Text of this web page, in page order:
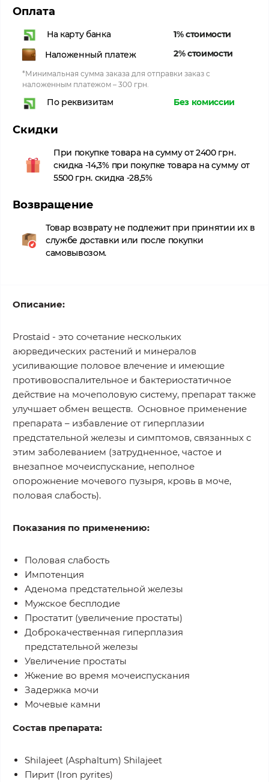
Оплата
На карту банка
1% стоимости
Наложенный платеж
2% стоимости
*Минимальная сумма заказа для отправки заказ с
наложенным платежом – 300 грн.
По реквизитам Без комиссии
Скидки
При покупке товара на сумму от 2400 грн.
скидка -14,3% при покупке товара на сумму от
5500 грн. скидка -28,5%
Возвращение
Товар возврату не подлежит при принятии их в
службе доставки или после покупки
самовывозом.
Описание:
Prostaid - это сочетание нескольких
аюрведических растений и минералов
усиливающие половое влечение и имеющие
противовоспалительное и бактериостатичное
действие на мочеполовую систему, препарат также
улучшает обмен веществ. Основное применение
препарата – избавление от гиперплазии
предстательной железы и симптомов, связанных с
этим заболеванием (затрудненное, частое и
внезапное мочеиспускание, неполное
опорожнение мочевого пузыря, кровь в моче,
половая слабость).
Показания по применению:
Половая слабость
Импотенция
Аденома предстательной железы
Мужское бесплодие
Простатит (увеличение простаты)
Доброкачественная гиперплазия
предстательной железы
Увеличение простаты
Жжение во время мочеиспускания
Задержка мочи
Мочевые камни
Состав препарата:
Shilajeet (Asphaltum) Shilajeet
Пирит (Iron pyrites)